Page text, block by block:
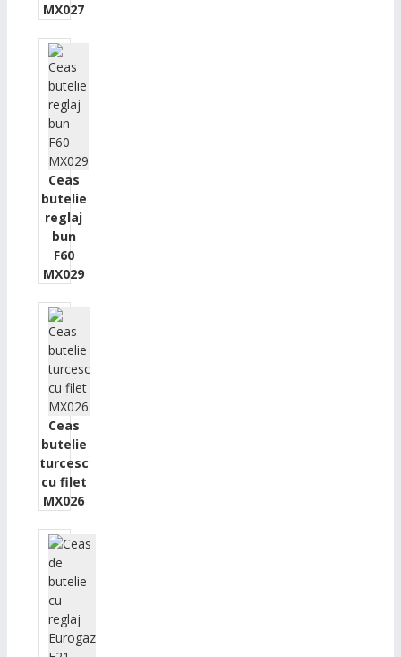
MX027
Ceas
butelie
reglaj
bun
F60
MX029
Ceas
butelie
turcesc
cu filet
MX026